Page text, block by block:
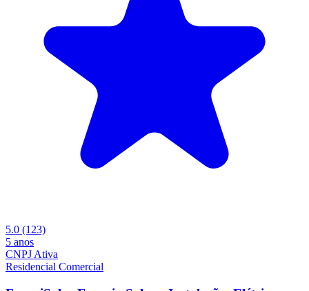
5.0 (123)
5 anos
CNPJ Ativa
Residencial Comercial